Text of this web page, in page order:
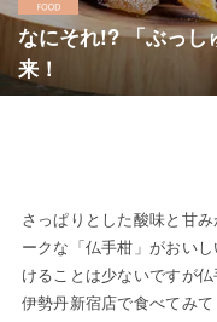
なにそれ!? 「ぶっし
来！
さっぱりとした酸味と甘
ークな「仏手柑」がおい
けることは少ないですが
伊勢丹新宿店で食べてみ